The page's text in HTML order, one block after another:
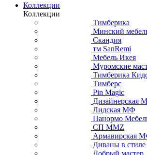
Коллекции
Коллекции
Тимберика
Минский
Скандия
тм SanRemi
Мебель Икея
Муромские
Тимберика
Тимберс
Pin Magic
Дизайнерская
Лидская МФ
Панормо
СП ММZ
Армавирская
Диваны в
Добрый мастер